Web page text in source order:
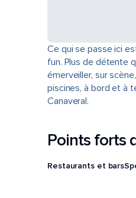
Ce qui se passe ici
fun. Plus de détente
émerveiller, sur
piscines, à bord et à
Canaveral.
Points forts
Restaurants et bars